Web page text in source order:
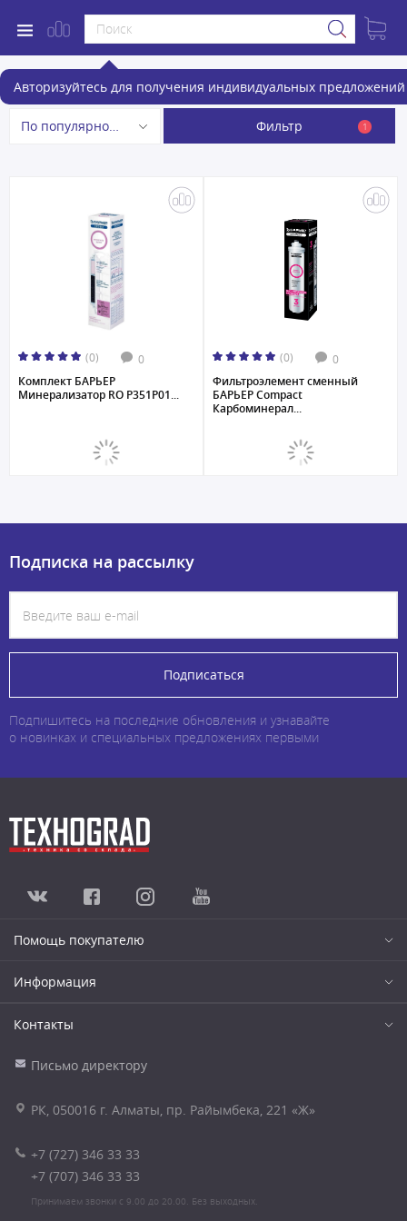
Авторизуйтесь для получения индивидуальных предложений
Аксессуары для проточных фильтров
По популярности Фильтр 1
(0) 0
Комплект БАРЬЕР
Минерализатор RO Р351Р01...
(0) 0
Фильтроэлемент сменный
БАРЬЕР Compact
Карбоминерал...
Подписка на рассылку
Подписаться
Подпишитесь на последние обновления и узнавайте
о новинках и специальных предложениях первыми
Помощь покупателю
Информация
Контакты
Письмо директору
РК, 050016 г. Алматы, пр. Райымбека, 221 «Ж»
+7 (727) 346 33 33
+7 (707) 346 33 33
Принимаем звонки с 9.00 до 20.00. Без выходных.